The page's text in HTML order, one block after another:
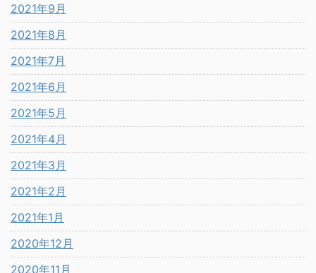
2021年9月
2021年8月
2021年7月
2021年6月
2021年5月
2021年4月
2021年3月
2021年2月
2021年1月
2020年12月
2020年11月